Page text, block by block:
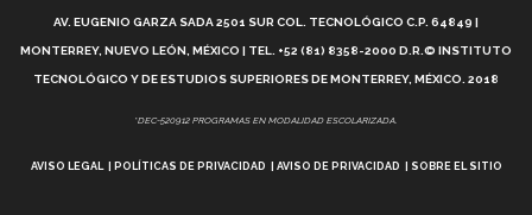
¿Cómo es el Modelo Educativo Tec? (video)
Vida Tec: Feminismo e Inteligencia Artificial, Paola
AV. EUGENIO GARZA SADA 2501 SUR COL. TECNOLÓGICO C.P. 64849 |
MONTERREY, NUEVO LEÓN, MÉXICO | TEL. +52 (81) 8358-2000 D.R.© INSTITUTO
TECNOLÓGICO Y DE ESTUDIOS SUPERIORES DE MONTERREY, MÉXICO. 2018
*DEC-520912 PROGRAMAS EN MODALIDAD ESCOLARIZADA.
AVISO LEGAL POLÍTICAS DE PRIVACIDAD AVISO DE PRIVACIDAD SOBRE EL SITIO